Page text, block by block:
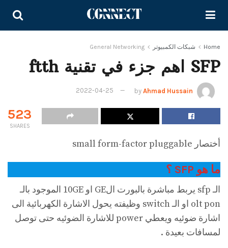
Home شبكات الكمبيوتر General Networking
SFP اهم جزء في تقنية ftth
by Ahmad Hussain
2022-04-25
523
SHARES
أختصار small form-factor pluggable
ما هو SFP ؟
الـ sfp يربط مباشرة بالبورت الGE او 10GE الموجود بالـ
olt pon او الـ switch وظيفته يحول الاشارة الكهربائية الى
اشارة ضوئيه ويعطي power للاشارة الضوئيه حتى توصل
لمسافات بعيدة .